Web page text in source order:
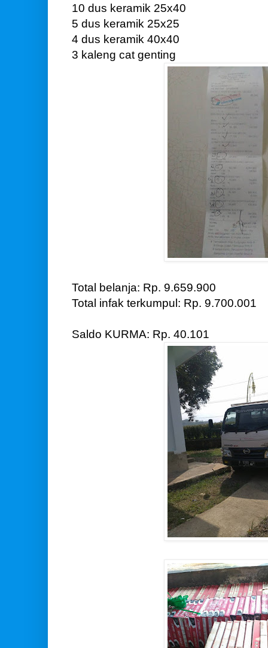
10 dus keramik 25x40
5 dus keramik 25x25
4 dus keramik 40x40
3 kaleng cat genting
Total belanja: Rp. 9.659.900
Total infak terkumpul: Rp. 9.700.001
Saldo KURMA: Rp. 40.101